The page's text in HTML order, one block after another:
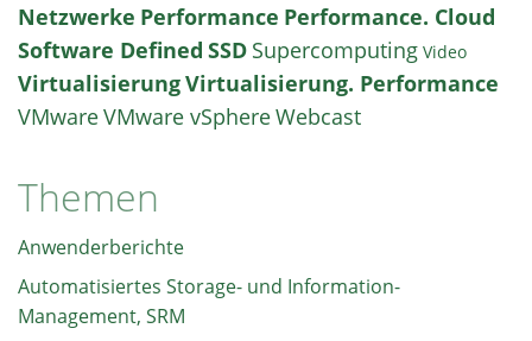
Netzwerke Performance Performance. Cloud
Software Defined SSD Supercomputing Video
VirtualisierungVirtualisierung. Performance
VMwareVMware vSphereWebcast
Themen
Anwenderberichte
Automatisiertes Storage- und Information-
Management, SRM